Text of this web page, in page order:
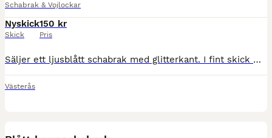
Schabrak & Vojlockar
Nyskick
Skick
150 kr
Pris
Säljer ett ljusblått schabrak med glitterkant. I fint skick men andvänd en gång.
Västerås